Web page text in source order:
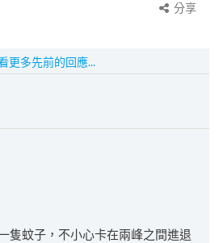
分享
更多先前的回應...
隻蚊子，不小心卡在兩峰之間進退